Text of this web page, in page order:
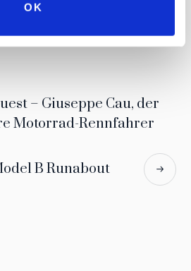
OK
– Giuseppe Cau, der
Motorrad-Rennfahrer
B Runabout